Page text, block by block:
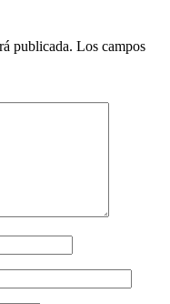
publicada. Los campos